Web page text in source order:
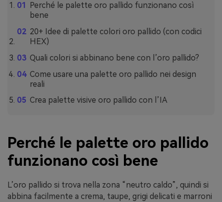
Perché le palette oro pallido funzionano così
bene
20+ Idee di palette colori oro pallido (con codici
HEX)
Quali colori si abbinano bene con l’oro pallido?
Come usare una palette oro pallido nei design
reali
Crea palette visive oro pallido con l’IA
Perché le palette oro pallido
funzionano così bene
L’oro pallido si trova nella zona “neutro caldo”, quindi si
abbina facilmente a crema, taupe, grigi delicati e marroni